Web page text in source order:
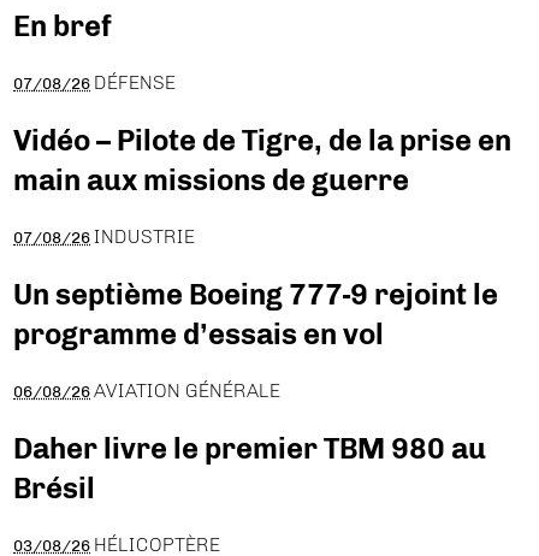
En bref
07/08/26 DÉFENSE
Vidéo – Pilote de Tigre, de la prise en
main aux missions de guerre
07/08/26 INDUSTRIE
Un septième Boeing 777-9 rejoint le
programme d’essais en vol
06/08/26 AVIATION GÉNÉRALE
Daher livre le premier TBM 980 au
Brésil
03/08/26 HÉLICOPTÈRE